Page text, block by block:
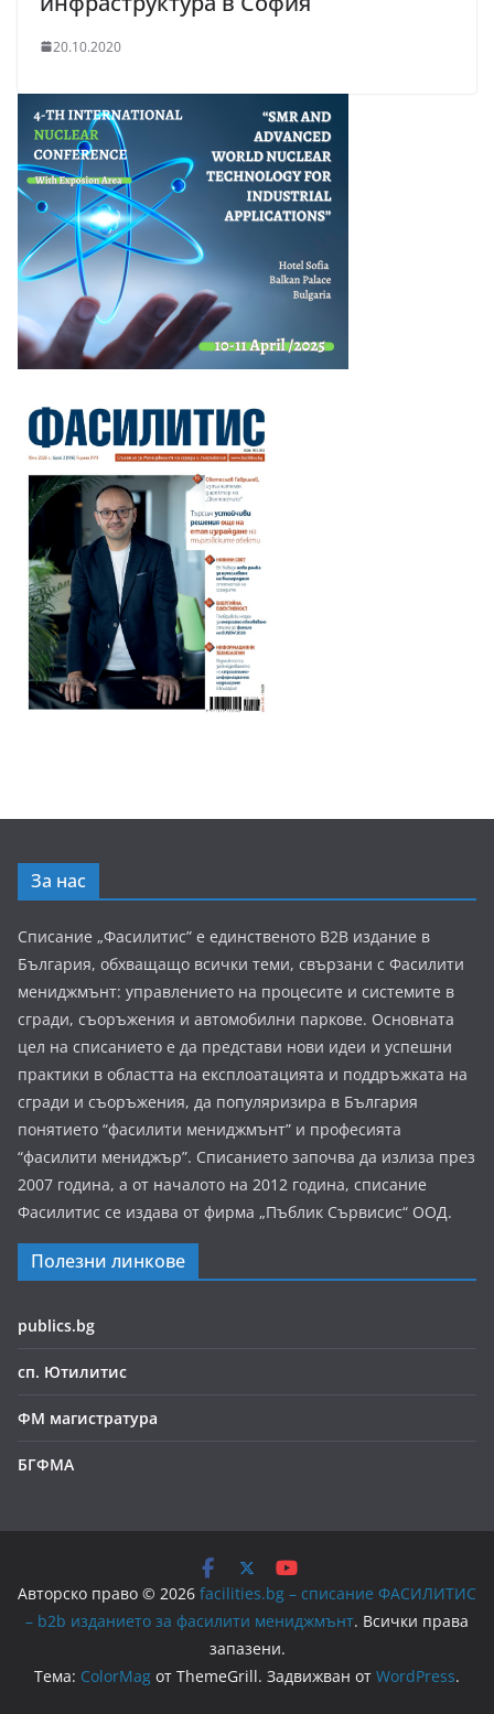
20.10.2020
За нас
Списание „Фасилитис” е единственото B2B издание в
България, обхващащо всички теми, свързани с Фасилити
мениджмънт: управлението на процесите и системите в
сгради, съоръжения и автомобилни паркове. Основната
цел на списанието е да представи нови идеи и успешни
практики в областта на експлоатацията и поддръжката на
сгради и съоръжения, да популяризира в България
понятието “фасилити мениджмънт” и професията
“фасилити мениджър”. Списанието започва да излиза през
2007 година, а от началото на 2012 година, списание
Фасилитис се издава от фирма „Пъблик Сървисис“ ООД.
Полезни линкове
publics.bg
сп. Ютилитис
ФМ магистратура
БГФМА
Авторско право © 2026 facilities.bg – списание ФАСИЛИТИС
– b2b изданието за фасилити мениджмънт. Всички права
запазени.
Тема: ColorMag от ThemeGrill. Задвижван от WordPress.